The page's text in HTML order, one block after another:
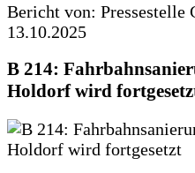
Bericht von: Pressestelle
13.10.2025
B 214:
Holdorf wird